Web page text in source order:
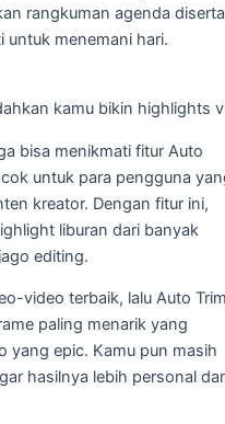
rangkuman agenda
menemani hari.
kamu bikin highlights
bisa menikmati fitur Auto
untuk para pengguna
kreator. Dengan fitur ini,
liburan dari banyak
editing.
video terbaik, lalu Auto
paling menarik yang
yang epic. Kamu pun masih
hasilnya lebih personal